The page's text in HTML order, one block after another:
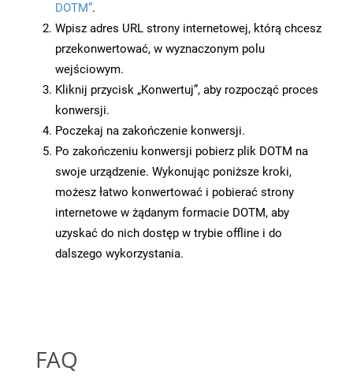
DOTM”.
Wpisz adres URL strony internetowej, którą chcesz
przekonwertować, w wyznaczonym polu
wejściowym.
Kliknij przycisk „Konwertuj”, aby rozpocząć proces
konwersji.
Poczekaj na zakończenie konwersji.
Po zakończeniu konwersji pobierz plik DOTM na
swoje urządzenie. Wykonując poniższe kroki,
możesz łatwo konwertować i pobierać strony
internetowe w żądanym formacie DOTM, aby
uzyskać do nich dostęp w trybie offline i do
dalszego wykorzystania.
FAQ